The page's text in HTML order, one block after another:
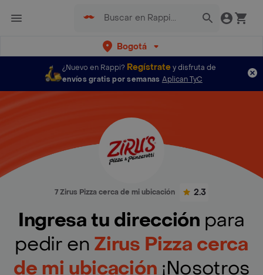
Bogotá
¿Nuevo en Rappi? Regístratey disfruta de
envíos gratis por semanas Aplican TyC
7 Zirus Pizza cerca de mi ubicación 2.3
Ingresa tu dirección para
pedir en Zirus Pizza cerca
de mi ubicación ¡Nosotros